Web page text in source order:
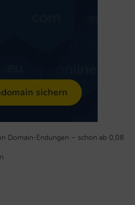
Domain-Endungen – schon ab 0,08